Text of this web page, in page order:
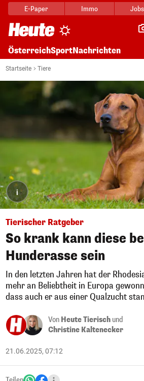
E-Paper Immo Jobs
ÖsterreichSportNachrichten
Startseite Tiere
i
Tierischer Ratgeber
So krank kann diese
Hunderasse sein
In den letzten Jahren hat der
mehr an Beliebtheit in Europa
dass auch er aus einer Qualzucht
Von Heute Tierisch und
Christine Kaltenecker
21.06.2025, 07:12